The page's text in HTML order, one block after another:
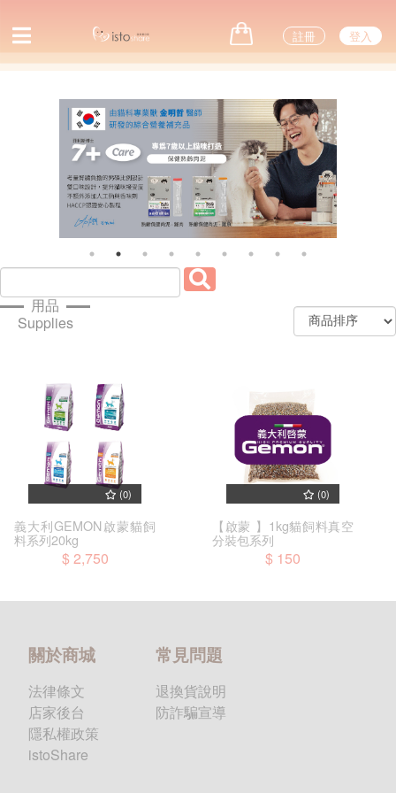
註冊 登入
Previous Next
用品
Supplies
(0)
義大利GEMON啟蒙貓飼
料系列20kg
$ 2,750
(0)
【啟蒙 】1kg貓飼料真空
分裝包系列
$ 150
關於商城
法律條文
店家後台
隱私權政策
istoShare
常見問題
退換貨說明
防詐騙宣導